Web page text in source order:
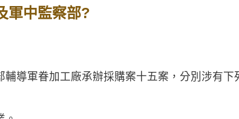
軍中監察部?
導軍眷加工廠承辦採購案十五案，分別涉有下